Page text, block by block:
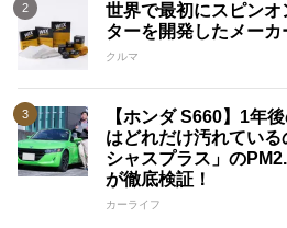
世界で最初にスピン
ターを開発したメーカ
クルマ
【ホンダ S660】1年
はどれだけ汚れてい
シャスプラス」の
が徹底検証！
カーライフ